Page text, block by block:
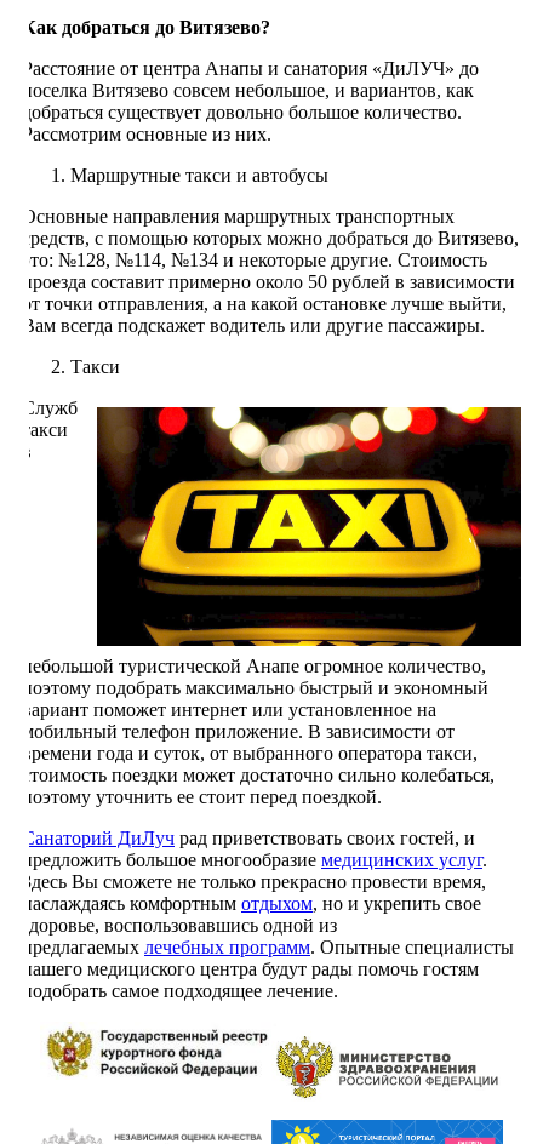
Как добраться до Витязево?
Расстояние от центра Анапы и санатория «ДиЛУЧ» до
поселка Витязево совсем небольшое, и вариантов, как
добраться существует довольно большое количество.
Рассмотрим основные из них.
Маршрутные такси и автобусы
Основные направления маршрутных транспортных
средств, с помощью которых можно добраться до Витязево,
это: №128, №114, №134 и некоторые другие. Стоимость
проезда составит примерно около 50 рублей в зависимости
от точки отправления, а на какой остановке лучше выйти,
Вам всегда подскажет водитель или другие пассажиры.
Такси
Служб
такси
в
небольшой туристической Анапе огромное количество,
поэтому подобрать максимально быстрый и экономный
вариант поможет интернет или установленное на
мобильный телефон приложение. В зависимости от
времени года и суток, от выбранного оператора такси,
стоимость поездки может достаточно сильно колебаться,
поэтому уточнить ее стоит перед поездкой.
Санаторий ДиЛуч рад приветствовать своих гостей, и
предложить большое многообразие медицинских услуг.
Здесь Вы сможете не только прекрасно провести время,
наслаждаясь комфортным отдыхом, но и укрепить свое
здоровье, воспользовавшись одной из
предлагаемых лечебных программ. Опытные специалисты
нашего медициского центра будут рады помочь гостям
подобрать самое подходящее лечение.